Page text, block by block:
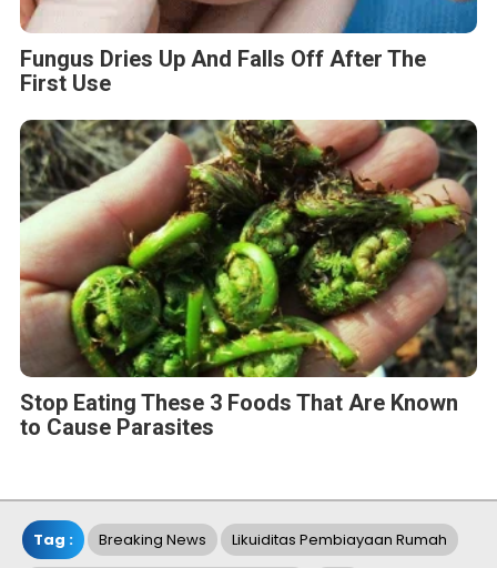
Fungus Dries Up And Falls Off After The
First Use
Stop Eating These 3 Foods That Are Known
to Cause Parasites
Tag : Breaking News Likuiditas Pembiayaan Rumah